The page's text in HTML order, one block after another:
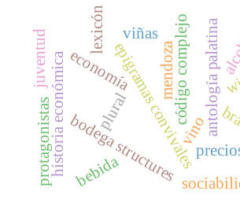
epigramas convivalesantología palatina
vino
código complejo
plural
bodega structures
economía
historia económica mendoza
protagonistas
viñas
lexicón
bebida
juventud